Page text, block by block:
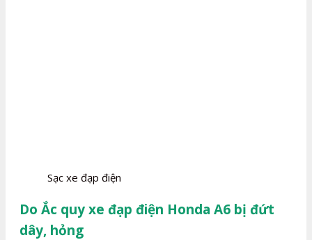
Sạc xe đạp điện
Do Ắc quy xe đạp điện Honda A6 bị đứt
dây, hỏng